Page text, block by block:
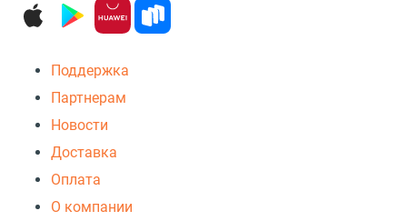
Поддержка
Партнерам
Новости
Доставка
Оплата
О компании